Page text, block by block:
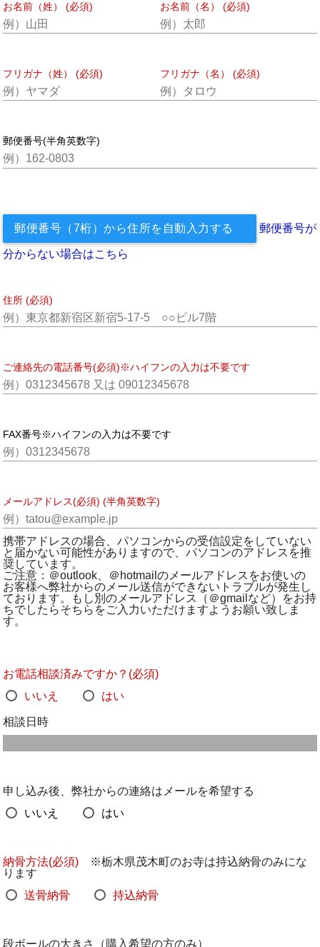
お名前（姓） (必須) お名前（名） (必須)
フリガナ（姓） (必須) フリガナ（名） (必須)
郵便番号(半角英数字)
郵便番号（7桁）から住所を自動入力する 郵便番号が
分からない場合はこちら
住所 (必須)
ご連絡先の電話番号(必須)※ハイフンの入力は不要です
FAX番号※ハイフンの入力は不要です
メールアドレス(必須) (半角英数字)
携帯アドレスの場合、パソコンからの受信設定をしていない
と届かない可能性がありますので、パソコンのアドレスを推
奨しています。
ご注意：＠outlook、＠hotmailのメールアドレスをお使いの
お客様へ弊社からのメール送信ができないトラブルが発生し
ております。もし別のメールアドレス（＠gmailなど）をお持
ちでしたらそちらをご入力いただけますようお願い致しま
す。
お電話相談済みですか？(必須)
いいえ
はい
相談日時
申し込み後、弊社からの連絡はメールを希望する
いいえ
はい
納骨方法(必須) ※栃木県茂木町のお寺は持込納骨のみにな
ります
送骨納骨
持込納骨
段ボールの大きさ（購入希望の方のみ）